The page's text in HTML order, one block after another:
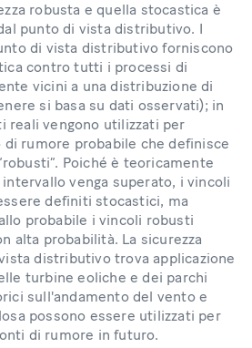
robusta e quella stocastica è
punto di vista distributivo. I
di vista distributivo forniscono
contro tutti i processi di
vicini a una distribuzione di
si basa su dati osservati); in
reali vengono utilizzati per
rumore probabile che definisce
Poiché è teoricamente
venga superato, i vincoli
definiti stocastici, ma
probabile i vincoli robusti
alta probabilità. La sicurezza
distributivo trova applicazione
turbine eoliche e dei parchi
sull'andamento del vento e
possono essere utilizzati per
di rumore in futuro.